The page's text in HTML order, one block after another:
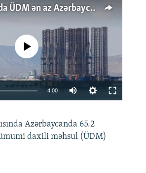
Cənubi Qafqazda ÜDM ən az Azərbaycanda artır: Qonşuları niyə Bakını qabaqlaya bilir?
240p 360p 480p
currently available
4:00
360p
480p
Azərbaycanda 65.2
daxili məhsul (ÜDM)